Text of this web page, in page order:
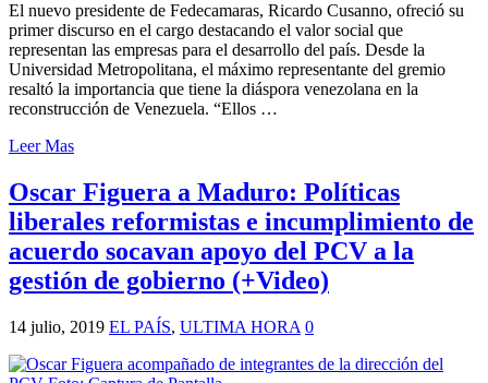
El nuevo presidente de Fedecamaras, Ricardo Cusanno, ofreció su
primer discurso en el cargo destacando el valor social que
representan las empresas para el desarrollo del país. Desde la
Universidad Metropolitana, el máximo representante del gremio
resaltó la importancia que tiene la diáspora venezolana en la
reconstrucción de Venezuela. “Ellos …
Leer Mas
Oscar Figuera a Maduro: Políticas
liberales reformistas e incumplimiento de
acuerdo socavan apoyo del PCV a la
gestión de gobierno (+Video)
14 julio, 2019 EL PAÍS, ULTIMA HORA 0